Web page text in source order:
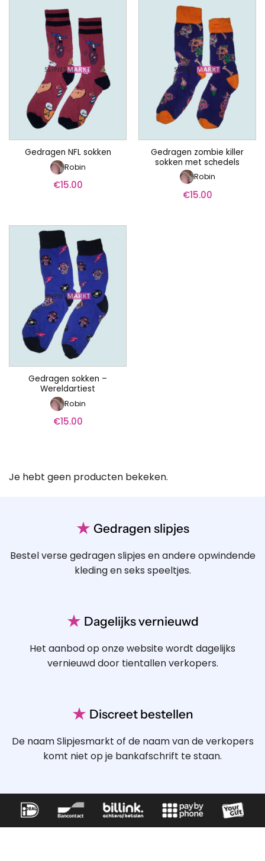
Gedragen NFL sokken
Robin
€15.00
Gedragen zombie killer
sokken met schedels
Robin
€15.00
Gedragen sokken –
Wereldartiest
Robin
€15.00
Je hebt geen producten bekeken.
★ Gedragen slipjes
Bestel verse gedragen slipjes en andere opwindende
kleding en seks speeltjes.
★ Dagelijks vernieuwd
Het aanbod op onze website wordt dagelijks
vernieuwd door tientallen verkopers.
★ Discreet bestellen
De naam Slipjesmarkt of de naam van de verkopers
komt niet op je bankafschrift te staan.